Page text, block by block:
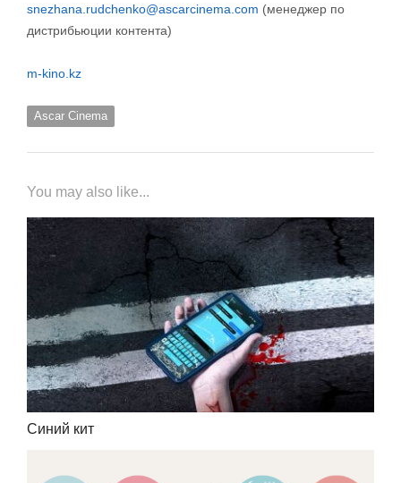
snezhana.rudchenko@ascarcinema.com (менеджер по
дистрибьюции контента)
m-kino.kz
Ascar Cinema
You may also like...
Синий кит